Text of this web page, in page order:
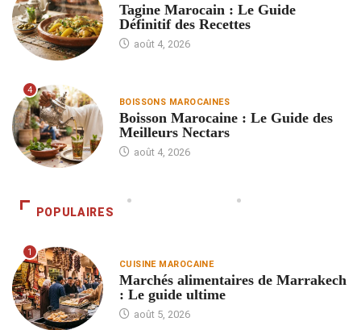
Tagine Marocain : Le Guide
Définitif des Recettes
août 4, 2026
4
BOISSONS MAROCAINES
Boisson Marocaine : Le Guide des
Meilleurs Nectars
août 4, 2026
POPULAIRES
1
CUISINE MAROCAINE
Marchés alimentaires de Marrakech
: Le guide ultime
août 5, 2026